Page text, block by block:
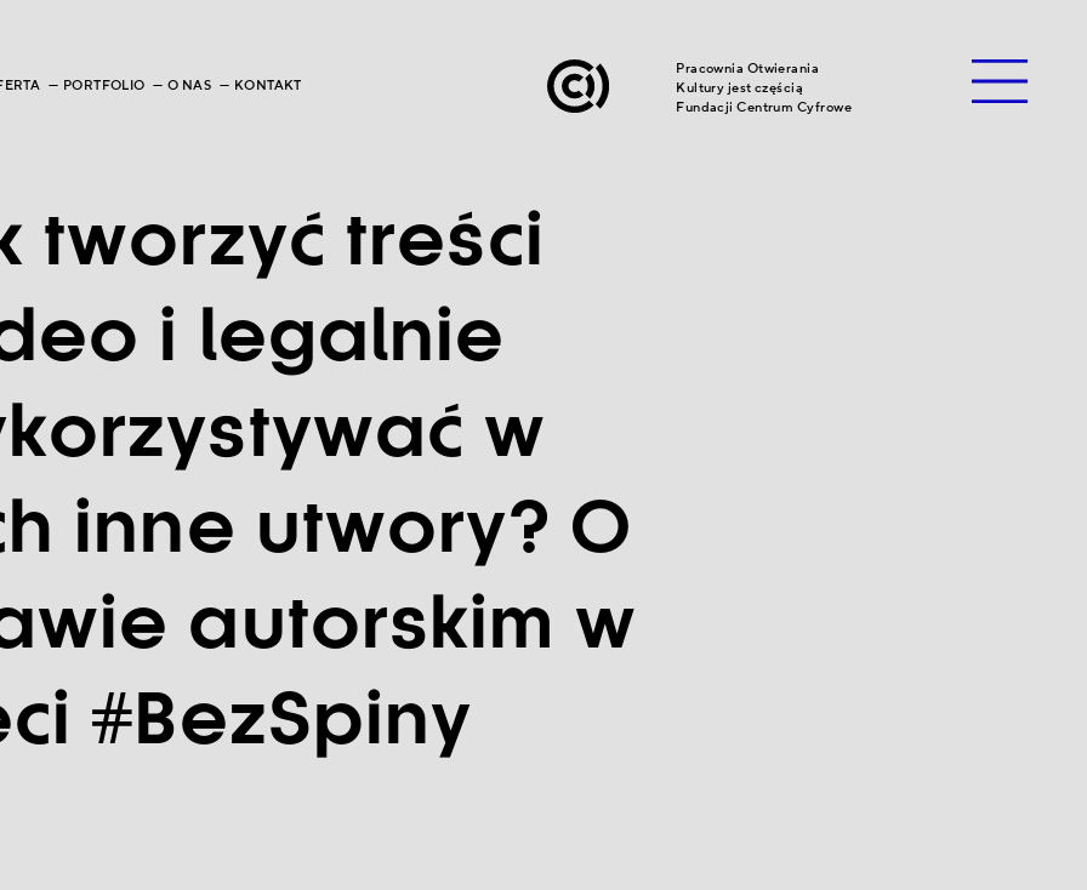
PORTFOLIO O NAS KONTAKT
Pracownia Otwierania
Kultury jest częścią
Fundacji Centrum Cyfrowe
tworzyć treści
i legalnie
w
inne utwory? O
autorskim w
#BezSpiny